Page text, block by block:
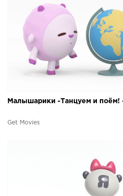
Малышарики -Танцуем и поём!
Get Movies